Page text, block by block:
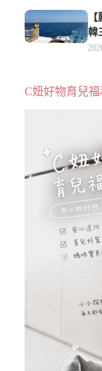
韓
級
C妞好物育兒福